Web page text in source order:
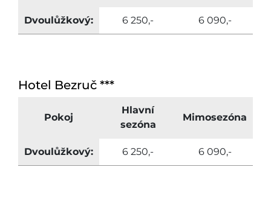
Dvoulůžkový: 6 250,- 6 090,-
Hotel Bezruč ***
Pokoj
Hlavní
sezóna
Mimosezóna
Dvoulůžkový: 6 250,- 6 090,-